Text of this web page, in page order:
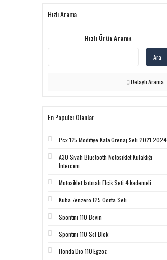
Hızlı Arama
Hızlı Ürün Arama
Ara
Detaylı Arama
En Populer Olanlar
Pcx 125 Modifiye Kafa Grenaj Seti 2021 2024
A30 Siyah Bluetooth Motosiklet Kulaklığı
Intercom
Motosiklet Isıtmalı Elcik Seti 4 kademeli
Kuba Zenzero 125 Conta Seti
Spontini 110 Beyin
Spontini 110 Sol Blok
Honda Dio 110 Egzoz